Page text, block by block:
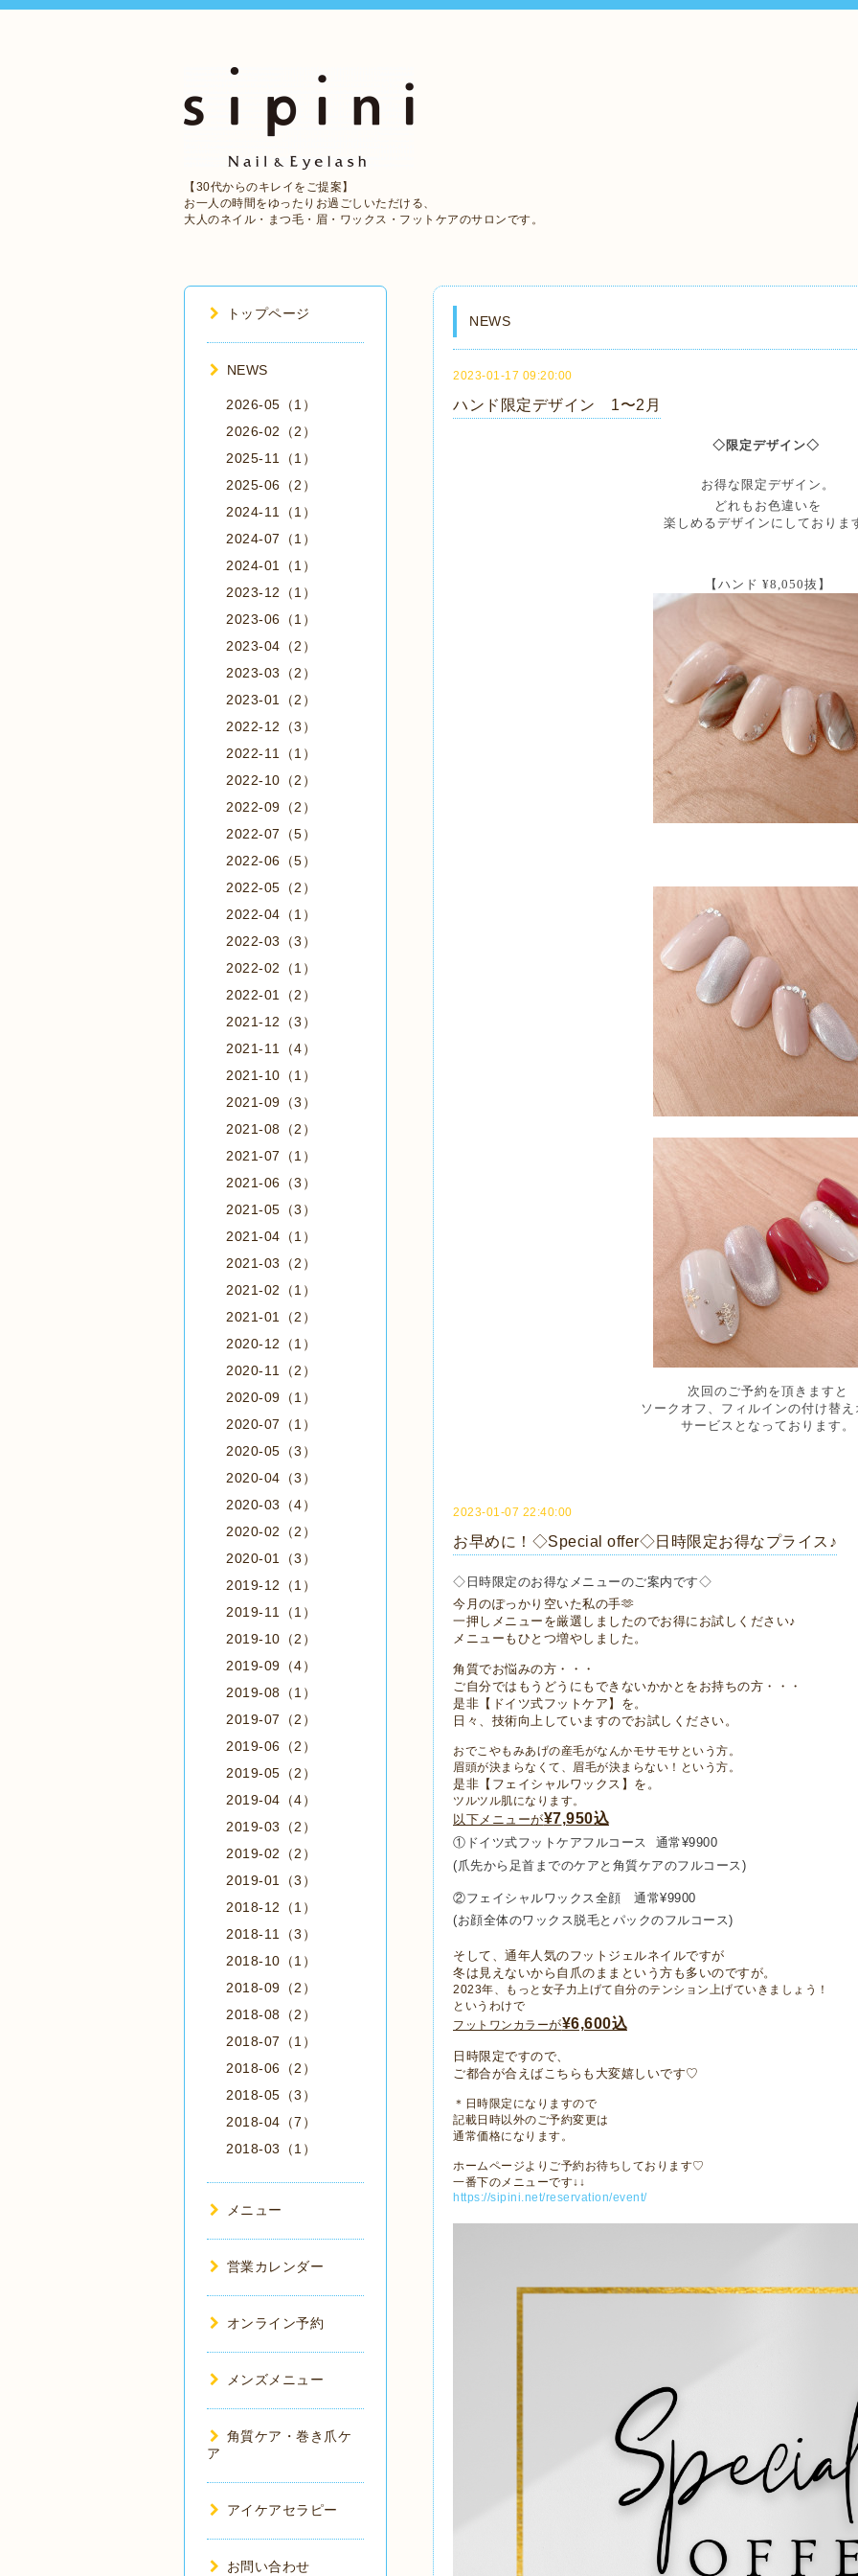
【30代からのキレイをご提案】
お一人の時間をゆったりお過ごしいただける、
大人のネイル・まつ毛・眉・ワックス・フットケアのサロンです。
NEWS
2023-01-17 09:20:00
ハンド限定デザイン 1〜2月
◇限定デザイン◇
お得な限定デザイン。
どれもお色違いを
楽しめるデザインに しておりま
【ハンド ¥8,050抜 】
次回のご予約を頂きますと
ソークオフ、フィルインの付け替
サービスとなっております。
2023-01-07 22:40:00
お早めに！◇Special offer◇日時限定お得なプライス♪
◇日時限定のお得なメニューのご案内です◇
今月のぽっかり空いた私の手🫶
一押しメニューを厳選しましたのでお得にお試しください♪
メニューもひとつ増やしました。
角質でお悩みの方・・・
ご自分ではもうどうにもできないかかとをお持ちの方・・・
是非【ドイツ式フットケア】を。
日々、技術向上していますのでお試しください。
おでこやもみあげの産毛がなんかモサモサという方。
眉頭が決まらなくて、眉毛が決まらない！という方。
是非【フェイシャルワックス】を。
ツルツル肌になります。
以下メニューが¥7,950込
①ドイツ式フットケアフルコース 通常¥9900
(爪先から足首までのケアと角質ケアのフルコース)
②フェイシャルワックス全顔 通常¥9900
(お顔全体のワックス脱毛とパックのフルコース)
そして、通年人気のフットジェルネイルですが
冬は見えないから自爪のままという方も多いのですが。
2023年、もっと女子力上げて自分のテンション上げていきましょう！
というわけで
フットワンカラーが¥6,600込
日時限定ですので、
ご都合が合えばこちらも大変嬉しいです♡
＊日時限定になりますので
記載日時以外のご予約変更は
通常価格になります。
ホームページよりご予約お待ちしております♡
一番下のメニューです↓↓
https://sipini.net/reservation/event/
トップページ
NEWS
2026-05（1）
2026-02（2）
2025-11（1）
2025-06（2）
2024-11（1）
2024-07（1）
2024-01（1）
2023-12（1）
2023-06（1）
2023-04（2）
2023-03（2）
2023-01（2）
2022-12（3）
2022-11（1）
2022-10（2）
2022-09（2）
2022-07（5）
2022-06（5）
2022-05（2）
2022-04（1）
2022-03（3）
2022-02（1）
2022-01（2）
2021-12（3）
2021-11（4）
2021-10（1）
2021-09（3）
2021-08（2）
2021-07（1）
2021-06（3）
2021-05（3）
2021-04（1）
2021-03（2）
2021-02（1）
2021-01（2）
2020-12（1）
2020-11（2）
2020-09（1）
2020-07（1）
2020-05（3）
2020-04（3）
2020-03（4）
2020-02（2）
2020-01（3）
2019-12（1）
2019-11（1）
2019-10（2）
2019-09（4）
2019-08（1）
2019-07（2）
2019-06（2）
2019-05（2）
2019-04（4）
2019-03（2）
2019-02（2）
2019-01（3）
2018-12（1）
2018-11（3）
2018-10（1）
2018-09（2）
2018-08（2）
2018-07（1）
2018-06（2）
2018-05（3）
2018-04（7）
2018-03（1）
メニュー
営業カレンダー
オンライン予約
メンズメニュー
角質ケア・巻き爪ケ
ア
アイケアセラピー
お問い合わせ